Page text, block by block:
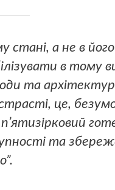
стані, а не в
в тому
та
це,
та